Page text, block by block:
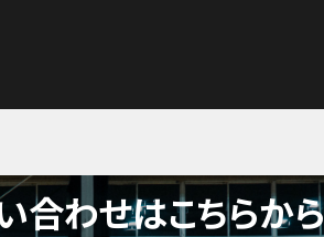
合わせはこちらから